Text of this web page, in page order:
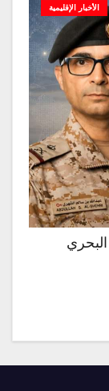
الأخبار الإقليمية